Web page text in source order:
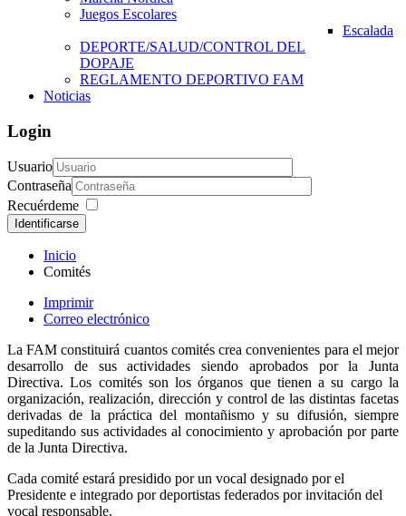
Juegos Escolares
Escalada
DEPORTE/SALUD/CONTROL DEL
DOPAJE
REGLAMENTO DEPORTIVO FAM
Noticias
Login
Usuario
Contraseña
Recuérdeme
Identificarse
Inicio
Comités
Imprimir
Correo electrónico
La FAM constituirá cuantos comités crea convenientes para el mejor
desarrollo de sus actividades siendo aprobados por la Junta
Directiva. Los comités son los órganos que tienen a su cargo la
organización, realización, dirección y control de las distintas facetas
derivadas de la práctica del montañismo y su difusión, siempre
supeditando sus actividades al conocimiento y aprobación por parte
de la Junta Directiva.
Cada comité estará presidido por un vocal designado por el
Presidente e integrado por deportistas federados por invitación del
vocal responsable.